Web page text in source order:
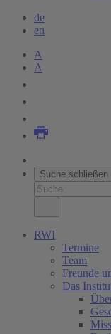
de
en
A
A
Suche schließen
RWI
Termine
Team
Freunde
Das